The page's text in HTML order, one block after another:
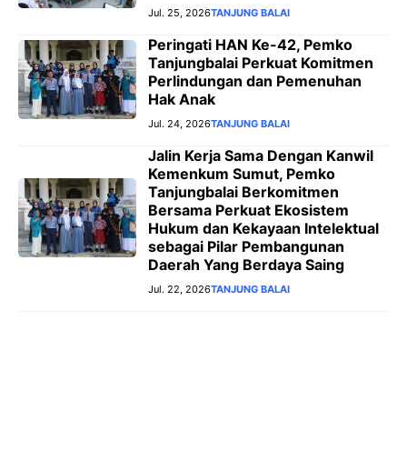
Jul. 25, 2026TANJUNG BALAI
Peringati HAN Ke-42, Pemko
Tanjungbalai Perkuat Komitmen
Perlindungan dan Pemenuhan
Hak Anak
Jul. 24, 2026TANJUNG BALAI
Jalin Kerja Sama Dengan Kanwil
Kemenkum Sumut, Pemko
Tanjungbalai Berkomitmen
Bersama Perkuat Ekosistem
Hukum dan Kekayaan Intelektual
sebagai Pilar Pembangunan
Daerah Yang Berdaya Saing
Jul. 22, 2026TANJUNG BALAI